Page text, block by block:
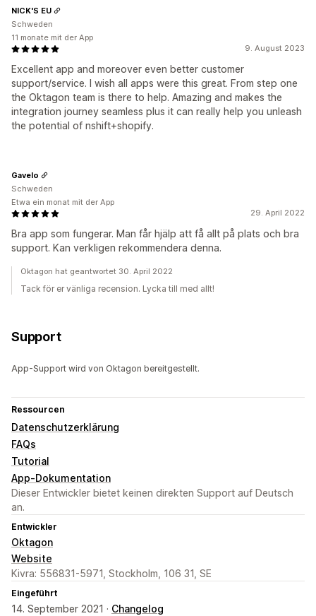
9. August 2023
Excellent app and moreover even better customer
support/service. I wish all apps were this great. From step one
the Oktagon team is there to help. Amazing and makes the
integration journey seamless plus it can really help you unleash
the potential of nshift+shopify.
NICK'S EU
Schweden
11 monate mit der App
29. April 2022
Bra app som fungerar. Man får hjälp att få allt på plats och bra
support. Kan verkligen rekommendera denna.
Gavelo
Schweden
Etwa ein monat mit der App
Oktagon hat geantwortet 30. April 2022
Tack för er vänliga recension. Lycka till med allt!
Support
App-Support wird von Oktagon bereitgestellt.
Ressourcen
Datenschutzerklärung
FAQs
Tutorial
App-Dokumentation
Dieser Entwickler bietet keinen direkten Support auf Deutsch
an.
Entwickler
Oktagon
Website
Kivra: 556831-5971, Stockholm, 106 31, SE
Eingeführt
14. September 2021 · Changelog